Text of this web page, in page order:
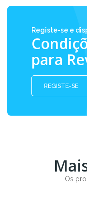
Registe-se e
para
REGISTE-SE
Os